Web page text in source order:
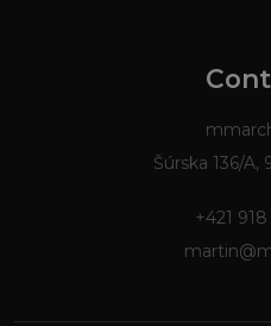
Šúrska 136/A,
+421